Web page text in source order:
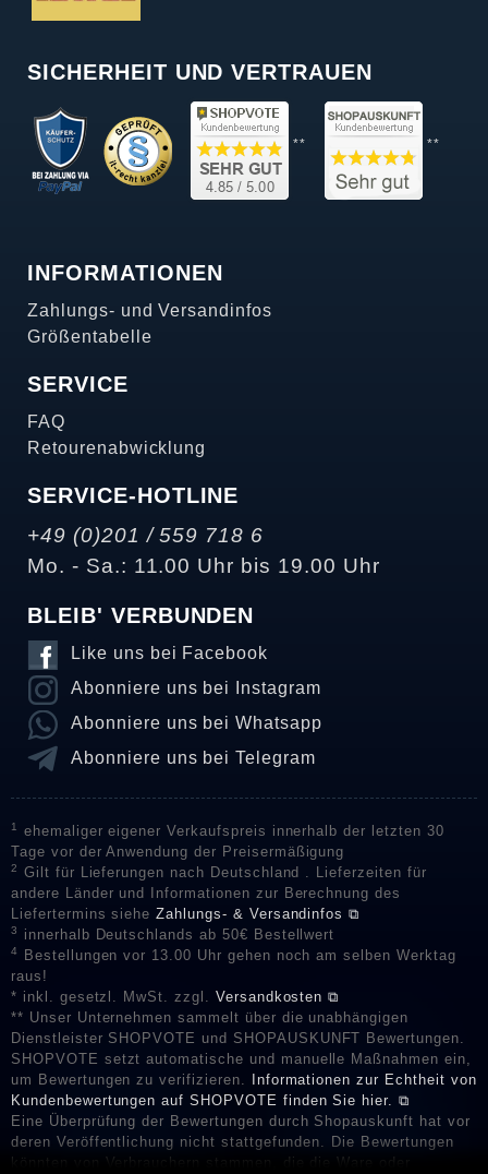
SICHERHEIT UND VERTRAUEN
** **
INFORMATIONEN
Zahlungs- und Versandinfos
Größentabelle
SERVICE
FAQ
Retourenabwicklung
SERVICE-HOTLINE
+49 (0)201 / 559 718 6
Mo. - Sa.: 11.00 Uhr bis 19.00 Uhr
BLEIB' VERBUNDEN
Like uns bei Facebook
Abonniere uns bei Instagram
Abonniere uns bei Whatsapp
Abonniere uns bei Telegram
1
ehemaliger eigener Verkaufspreis innerhalb der letzten 30
Tage vor der Anwendung der Preisermäßigung
2
Gilt für Lieferungen nach Deutschland . Lieferzeiten für
andere Länder und Informationen zur Berechnung des
Liefertermins sieheZahlungs- & Versandinfos ⧉
3 innerhalb Deutschlands ab 50€ Bestellwert
4
Bestellungen vor 13.00 Uhr gehen noch am selben Werktag
raus!
* inkl. gesetzl. MwSt. zzgl. Versandkosten ⧉
** Unser Unternehmen sammelt über die unabhängigen
Dienstleister SHOPVOTE und SHOPAUSKUNFT Bewertungen.
SHOPVOTE setzt automatische und manuelle Maßnahmen ein,
um Bewertungen zu verifizieren.
Informationen zur Echtheit von
Kundenbewertungen auf SHOPVOTE finden Sie hier. ⧉
Eine Überprüfung der Bewertungen durch Shopauskunft hat vor
deren Veröffentlichung nicht stattgefunden. Die Bewertungen
könnten von Verbrauchern stammen, die die Ware oder